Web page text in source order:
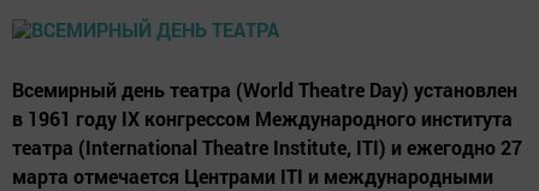
Всемирный день театра (World Theatre Day) установлен
в 1961 году IX конгрессом Международного института
театра (International Theatre Institute, ITI) и ежегодно 27
марта отмечается Центрами ITI и международными